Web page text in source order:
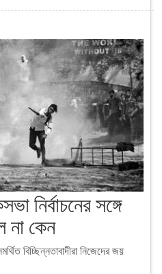
নির্বাচনের সঙ্গে
না কেন
বিচ্ছিন্নতাবাদীরা নিজেদের জয়